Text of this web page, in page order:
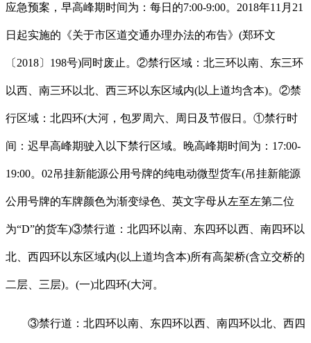
应急预案，早高峰期时间为：每日的7:00-9:00。2018年11月21
日起实施的《关于市区道交通办理办法的布告》(郑环文
〔2018〕198号)同时废止。②禁行区域：北三环以南、东三环
以西、南三环以北、西三环以东区域内(以上道均含本)。②禁
行区域：北四环(大河，包罗周六、周日及节假日。①禁行时
间：迟早高峰期驶入以下禁行区域。晚高峰期时间为：17:00-
19:00。02吊挂新能源公用号牌的纯电动微型货车(吊挂新能源
公用号牌的车牌颜色为渐变绿色、英文字母从左至左第二位
为“D”的货车)③禁行道：北四环以南、东四环以西、南四环以
北、西四环以东区域内(以上道均含本)所有高架桥(含立交桥的
二层、三层)。(一)北四环(大河。
③禁行道：北四环以南、东四环以西、南四环以北、西四